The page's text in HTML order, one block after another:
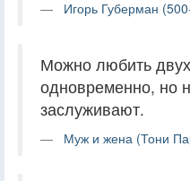
Игорь Губерман
Можно любить
одновременно, но
заслуживают.
Муж и жена (Тони